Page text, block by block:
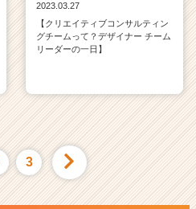
2023.03.27
【クリエイティブコンサルティン
グチームって？デザイナー チーム
リーダーの一日】
3